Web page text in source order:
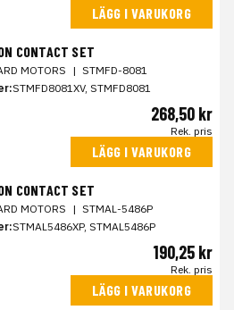
LÄGG I VARUKORG
CONTACT SET
MOTORS | STMFD-8081
STMFD8081XV, STMFD8081
268,50 kr
Rek. pris
LÄGG I VARUKORG
CONTACT SET
MOTORS | STMAL-5486P
STMAL5486XP, STMAL5486P
190,25 kr
Rek. pris
LÄGG I VARUKORG